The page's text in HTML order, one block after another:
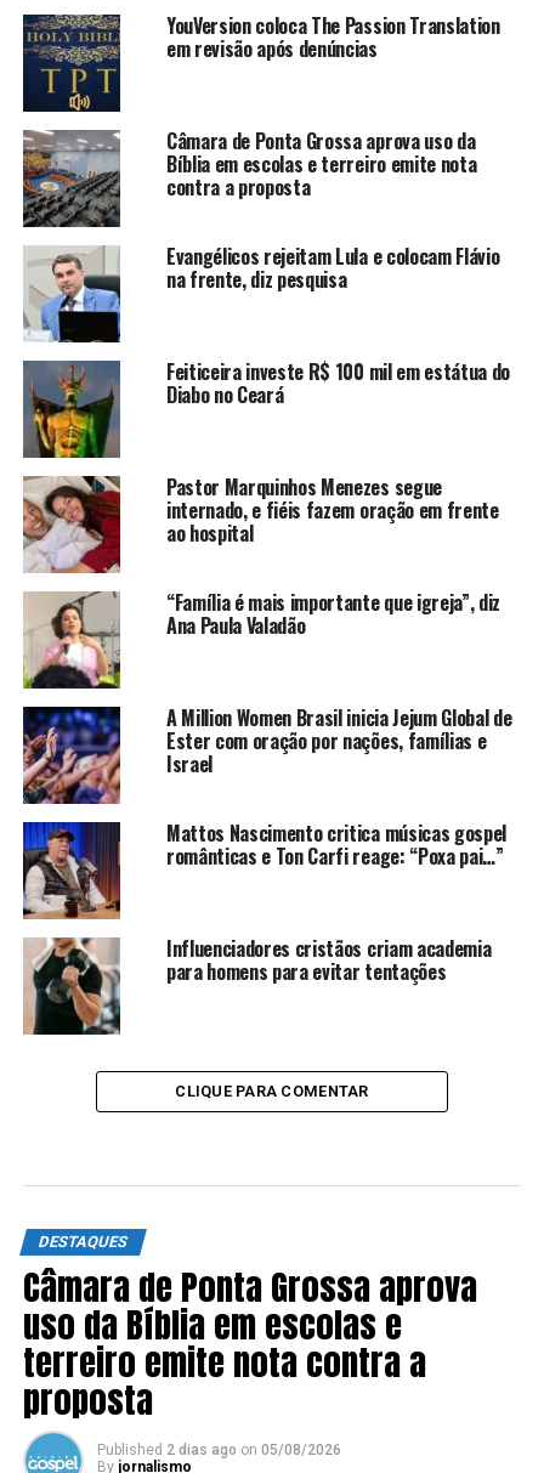
YouVersion coloca The Passion Translation
em revisão após denúncias
Câmara de Ponta Grossa aprova uso da
Bíblia em escolas e terreiro emite nota
contra a proposta
Evangélicos rejeitam Lula e colocam Flávio
na frente, diz pesquisa
Feiticeira investe R$ 100 mil em estátua do
Diabo no Ceará
Pastor Marquinhos Menezes segue
internado, e fiéis fazem oração em frente
ao hospital
“Família é mais importante que igreja”, diz
Ana Paula Valadão
A Million Women Brasil inicia Jejum Global de
Ester com oração por nações, famílias e
Israel
Mattos Nascimento critica músicas gospel
românticas e Ton Carfi reage: “Poxa pai…”
Influenciadores cristãos criam academia
para homens para evitar tentações
CLIQUE PARA COMENTAR
DESTAQUES
Câmara de Ponta Grossa aprova
uso da Bíblia em escolas e
terreiro emite nota contra a
proposta
Published 2 dias ago on 05/08/2026
By jornalismo